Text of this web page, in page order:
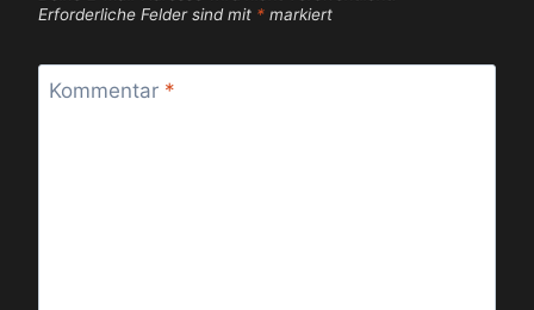
Erforderliche Felder sind mit * markiert
Kommentar *